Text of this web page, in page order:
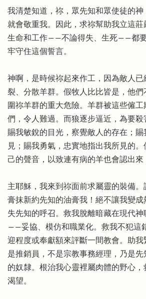
我清楚知道，祢，眾先知和眾使徒的
就會敬重我。因此，求祢幫助我立這莊
生命和工作――不論得失、生死――都
牢守住這個誓言。
神啊，是時候祢起來作工，因為敵人
裂、分散羊群。假牧人比比皆是，他
圍祢羊群的重大危險。羊群被這些僱
們，令人難過。而狼逐步逼近，為要殺
賜我敏銳的目光，察覺敵人的存在；
見；賜我勇氣，忠實地指出我所見的。
己的聲音，以致連有病的羊也會認出來
主耶穌，我來到祢面前求屬靈的裝備。
膏抹新約先知的油膏我！絕不讓我變
失先知的呼召。救我脫離暗藏在現代
――妥協、模仿和職業化。救我不犯這
迎程度或奉獻額來評斷一間教會。助
是推銷員，不是宗教事務經理，乃是
的奴隸。根治我心靈裡屬肉體的野心，
渴望。